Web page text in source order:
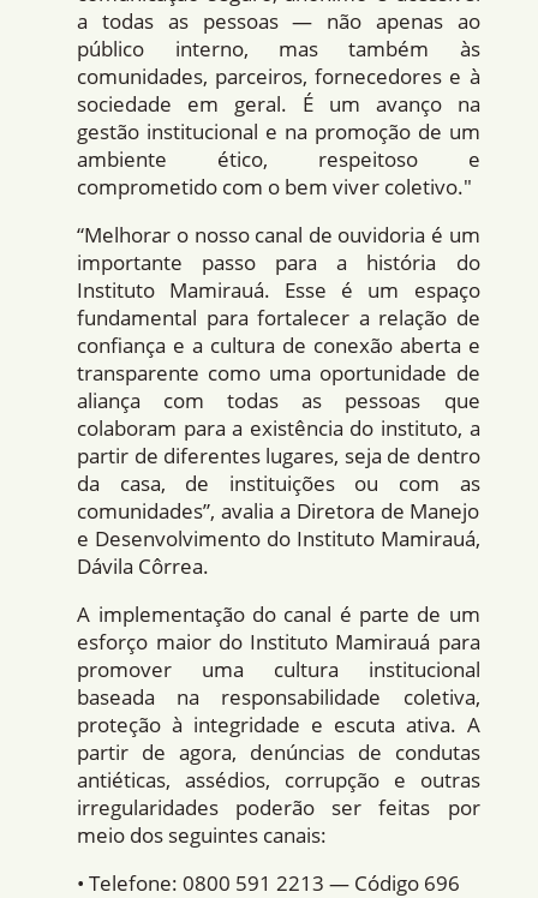
a todas as pessoas — não apenas ao
público interno, mas também às
comunidades, parceiros, fornecedores e à
sociedade em geral. É um avanço na
gestão institucional e na promoção de um
ambiente ético, respeitoso e
comprometido com o bem viver coletivo."
“Melhorar o nosso canal de ouvidoria é um
importante passo para a história do
Instituto Mamirauá. Esse é um espaço
fundamental para fortalecer a relação de
confiança e a cultura de conexão aberta e
transparente como uma oportunidade de
aliança com todas as pessoas que
colaboram para a existência do instituto, a
partir de diferentes lugares, seja de dentro
da casa, de instituições ou com as
comunidades”, avalia a Diretora de Manejo
e Desenvolvimento do Instituto Mamirauá,
Dávila Côrrea.
A implementação do canal é parte de um
esforço maior do Instituto Mamirauá para
promover uma cultura institucional
baseada na responsabilidade coletiva,
proteção à integridade e escuta ativa. A
partir de agora, denúncias de condutas
antiéticas, assédios, corrupção e outras
irregularidades poderão ser feitas por
meio dos seguintes canais:
• Telefone: 0800 591 2213 — Código 696